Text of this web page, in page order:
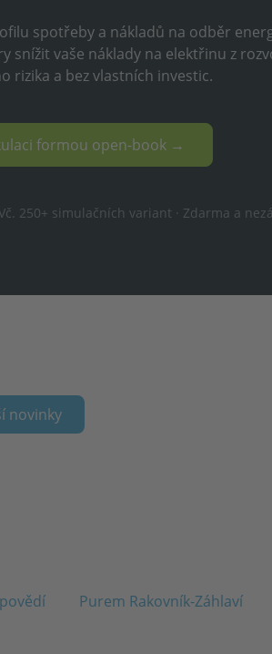
spotřeby a nákladů na odběr
snížit vaše náklady na elektřinu z
rizika a bez vlastních investic.
formou open-book →
250+ simulačních variant · Zdarma a
novinky